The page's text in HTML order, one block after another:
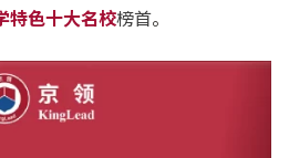
特色十大名校榜首。